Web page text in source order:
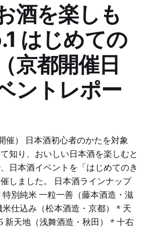
酒を楽しも
はじめての
京都開催日
ントレポー
催） 日本酒初心者のかたを対象
知り、おいしい日本酒を楽しむと
日本酒イベントを「はじめてのき
しました。 日本酒ラインナップ
別純米 一粒一善（藤本酒造・滋
仕込み（松本酒造・京都） * 天
新天地（浅舞酒造・秋田） * 十右